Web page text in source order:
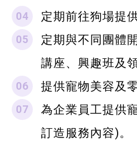
定期前往狗場提
定期與不同團體
講座、興趣班及
提供寵物美容及
為企業員工提供
訂造服務內容)。